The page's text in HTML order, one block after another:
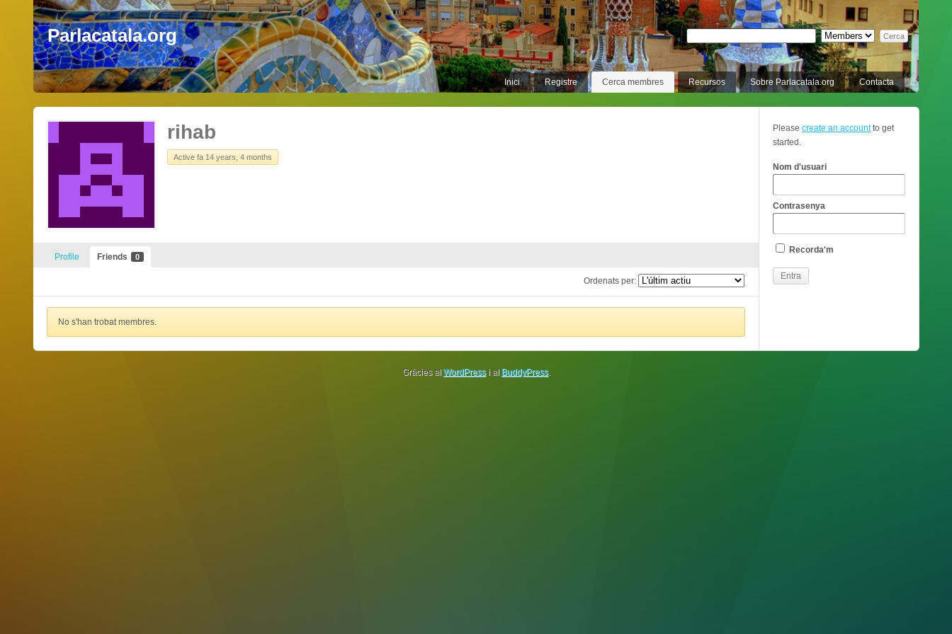
Parlacatala.org
Inici Registre Cerca membres Recursos Sobre Parlacatala.org Contacta
rihab
Active fa 14 years, 4 months
Profile Friends 0
Ordenats per:
No s'han trobat membres.
Please create an accountto get
started.
Nom d'usuari
Contrasenya
Recorda'm
Gràcies al WordPressi al BuddyPress.